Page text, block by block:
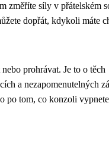
změříte síly v přátelském
dopřát, kdykoli máte
prohrávat. Je to o těch
a nezapomenutelných
po tom, co konzoli